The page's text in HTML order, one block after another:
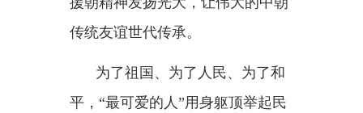
平总书记提出的人类命运共同体理
念和四大全球倡议对促进世界和平
与发展具有深远意义，得到世界人